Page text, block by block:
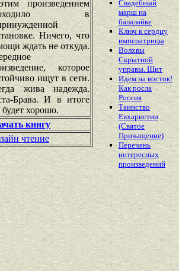
произведением
в
Ничего, что
ждать не откуда.
которое
ищут в сети.
жива надежда.
Брава. И в итоге
будет хорошо.
книгу
чтение
Свадебный
марш на
балалайке
Ключ к сердцу
императрицы
Волхвы
Скрытной
управы. Щит
Идем на восток!
Как росла
Россия
Таинство
Евхаристии
(Святое
Причащение)
Перечень
интересных
произведений